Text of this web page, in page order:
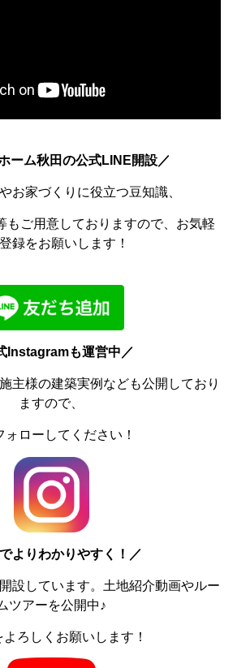
ーム秋田の公式LINE開設／
お家づくりに役立つ豆知識、
もご用意しておりますので、お気軽
録をお願いします！
Instagramも運営中／
主様の建築実例なども公開しており
ますので、
ォローしてください！
よりわかりやすく！／
設しています。土地紹介動画やルー
ツアーを公開中♪
よろしくお願いします！